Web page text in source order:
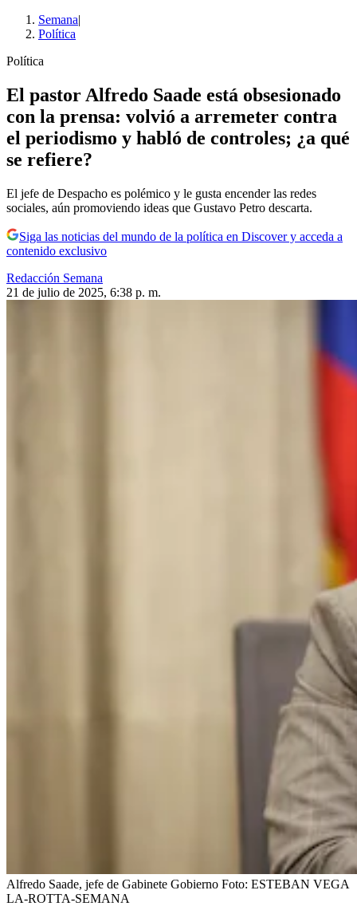
Semana|
Política
Política
El pastor Alfredo Saade está obsesionado
con la prensa: volvió a arremeter contra
el periodismo y habló de controles; ¿a qué
se refiere?
El jefe de Despacho es polémico y le gusta encender las redes
sociales, aún promoviendo ideas que Gustavo Petro descarta.
Siga las noticias del mundo de la política en Discover y acceda a
contenido exclusivo
Redacción Semana
21 de julio de 2025, 6:38 p. m.
Alfredo Saade, jefe de Gabinete Gobierno Foto: ESTEBAN VEGA
LA-ROTTA-SEMANA